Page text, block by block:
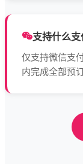
支持什么支
仅支持微信支
内完成全部预